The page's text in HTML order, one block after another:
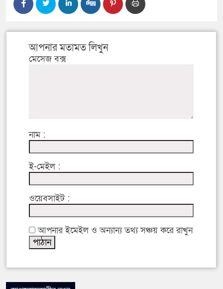
আপনার মতামত লিখুন
মেসেজ বক্স
নাম :
ই-মেইল :
ওয়েবসাইট :
আপনার ইমেইল ও অন্যান্য তথ্য সঞ্চয় করে রাখুন